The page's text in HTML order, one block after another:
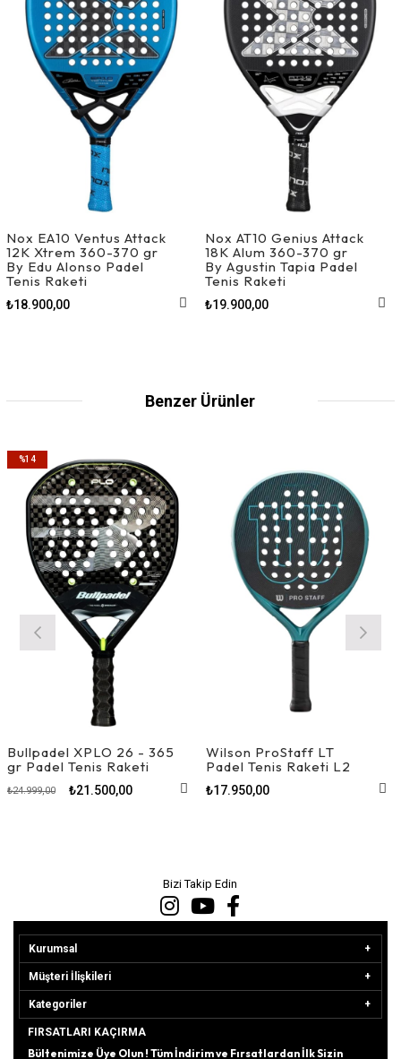
Nox EA10 Ventus Attack
12K Xtrem 360-370 gr
By Edu Alonso Padel
Tenis Raketi
₺18.900,00
Nox AT10 Genius Attack
18K Alum 360-370 gr
By Agustin Tapia Padel
Tenis Raketi
₺19.900,00
Benzer Ürünler
Bullpadel XPLO 26 - 365
gr Padel Tenis Raketi
₺21.500,00
₺24.999,00
%14
İndirim
%14İndirim
Wilson ProStaff LT
Padel Tenis Raketi L2
₺17.950,00
Bizi Takip Edin
Kurumsal
Müşteri İlişkileri
Kategoriler
FIRSATLARI KAÇIRMA
Bültenimize Üye Olun ! Tüm İndirim ve Fırsatlardan İlk Sizin